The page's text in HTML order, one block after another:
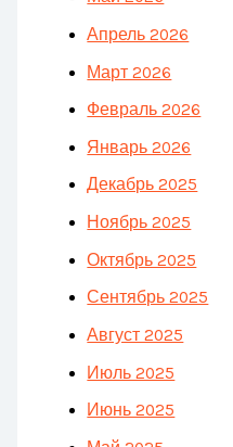
Апрель 2026
Март 2026
Февраль 2026
Январь 2026
Декабрь 2025
Ноябрь 2025
Октябрь 2025
Сентябрь 2025
Август 2025
Июль 2025
Июнь 2025